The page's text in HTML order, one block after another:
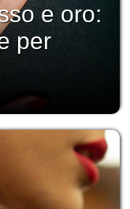
e oro:
per